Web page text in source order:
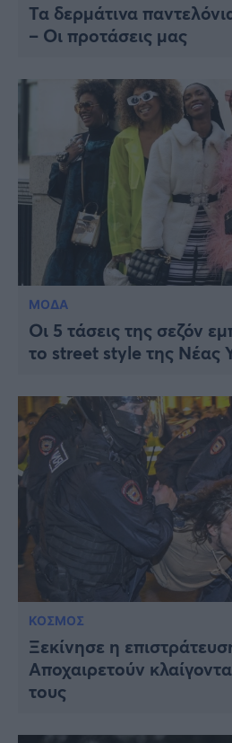
Τα δερμάτινα
– Οι προτάσεις μας
ΜΟΔΑ
Οι 5 τάσεις της σεζόν
το street style της Νέας
ΚΟΣΜΟΣ
Ξεκίνησε η
Αποχαιρετούν
τους